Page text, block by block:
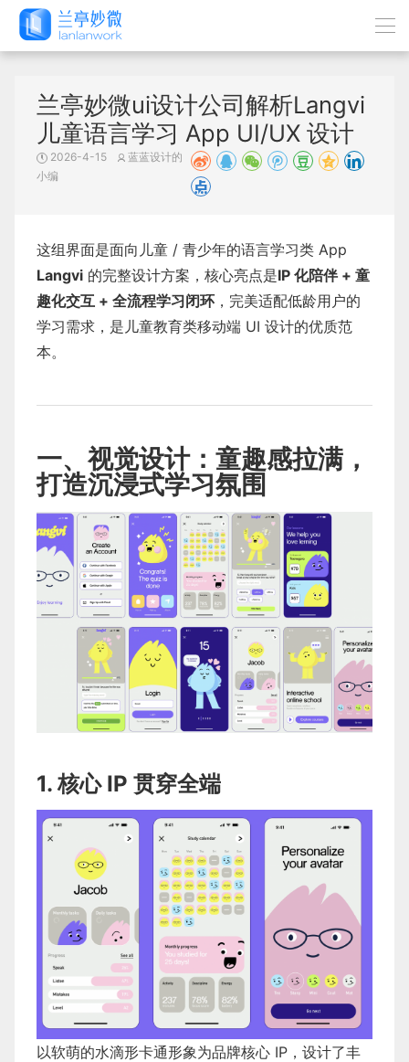
兰亭妙微ui设计公司解析Langvi
儿童语言学习 App UI/UX 设计
2026-4-15
蓝蓝设计的
小编
这组界面是面向儿童 / 青少年的语言学习类 App
Langvi 的完整设计方案，核心亮点是IP 化陪伴 + 童
趣化交互 + 全流程学习闭环，完美适配低龄用户的
学习需求，是儿童教育类移动端 UI 设计的优质范
本。
一、视觉设计：童趣感拉满，
打造沉浸式学习氛围
1. 核心 IP 贯穿全端
以软萌的水滴形卡通形象为品牌核心 IP，设计了丰